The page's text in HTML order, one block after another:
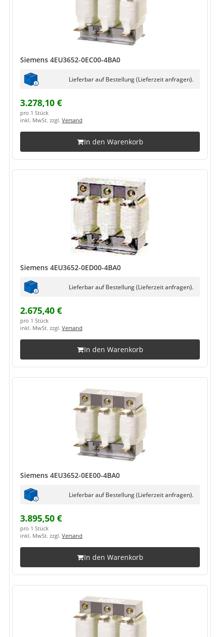
Siemens 4EU3652-0EC00-4BA0
Lieferbar auf Bestellung (Lieferzeit anfragen).
3.278,10 €
pro 1 Stück
inkl. MwSt. zzgl. Versand
In den Warenkorb
Siemens 4EU3652-0ED00-4BA0
Lieferbar auf Bestellung (Lieferzeit anfragen).
2.675,40 €
pro 1 Stück
inkl. MwSt. zzgl. Versand
In den Warenkorb
Siemens 4EU3652-0EE00-4BA0
Lieferbar auf Bestellung (Lieferzeit anfragen).
3.895,50 €
pro 1 Stück
inkl. MwSt. zzgl. Versand
In den Warenkorb